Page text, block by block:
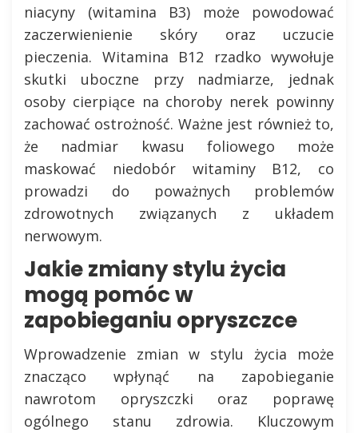
niacyny (witamina B3) może powodować
zaczerwienienie skóry oraz uczucie
pieczenia. Witamina B12 rzadko wywołuje
skutki uboczne przy nadmiarze, jednak
osoby cierpiące na choroby nerek powinny
zachować ostrożność. Ważne jest również to,
że nadmiar kwasu foliowego może
maskować niedobór witaminy B12, co
prowadzi do poważnych problemów
zdrowotnych związanych z układem
nerwowym.
Jakie zmiany stylu życia
mogą pomóc w
zapobieganiu opryszczce
Wprowadzenie zmian w stylu życia może
znacząco wpłynąć na zapobieganie
nawrotom opryszczki oraz poprawę
ogólnego stanu zdrowia. Kluczowym